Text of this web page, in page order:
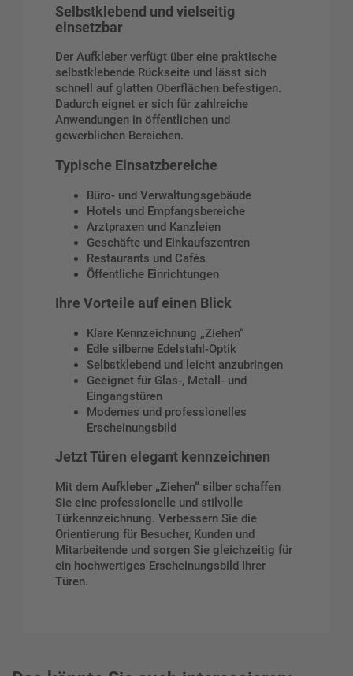
Selbstklebend und vielseitig
einsetzbar
Der Aufkleber verfügt über eine praktische
selbstklebende Rückseite und lässt sich
schnell auf glatten Oberflächen befestigen.
Dadurch eignet er sich für zahlreiche
Anwendungen in öffentlichen und
gewerblichen Bereichen.
Typische Einsatzbereiche
Büro- und Verwaltungsgebäude
Hotels und Empfangsbereiche
Arztpraxen und Kanzleien
Geschäfte und Einkaufszentren
Restaurants und Cafés
Öffentliche Einrichtungen
Ihre Vorteile auf einen Blick
Klare Kennzeichnung „Ziehen“
Edle silberne Edelstahl-Optik
Selbstklebend und leicht anzubringen
Geeignet für Glas-, Metall- und
Eingangstüren
Modernes und professionelles
Erscheinungsbild
Jetzt Türen elegant kennzeichnen
Mit dem Aufkleber „Ziehen“ silber schaffen
Sie eine professionelle und stilvolle
Türkennzeichnung. Verbessern Sie die
Orientierung für Besucher, Kunden und
Mitarbeitende und sorgen Sie gleichzeitig für
ein hochwertiges Erscheinungsbild Ihrer
Türen.